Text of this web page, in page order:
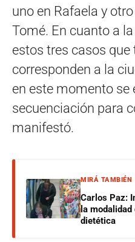
uno en Rafaela y
Tomé. En cuanto a
estos tres casos que
corresponden a la
en este momento se
secuenciación para
manifestó.
MIRÁ TAMBIÉN
Carlos Paz:
la
dietética